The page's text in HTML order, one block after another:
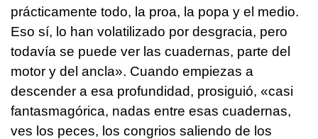
prácticamente todo, la proa, la popa y el medio.
Eso sí, lo han volatilizado por desgracia, pero
todavía se puede ver las cuadernas, parte del
motor y del ancla». Cuando empiezas a
descender a esa profundidad, prosiguió, «casi
fantasmagórica, nadas entre esas cuadernas,
ves los peces, los congrios saliendo de los